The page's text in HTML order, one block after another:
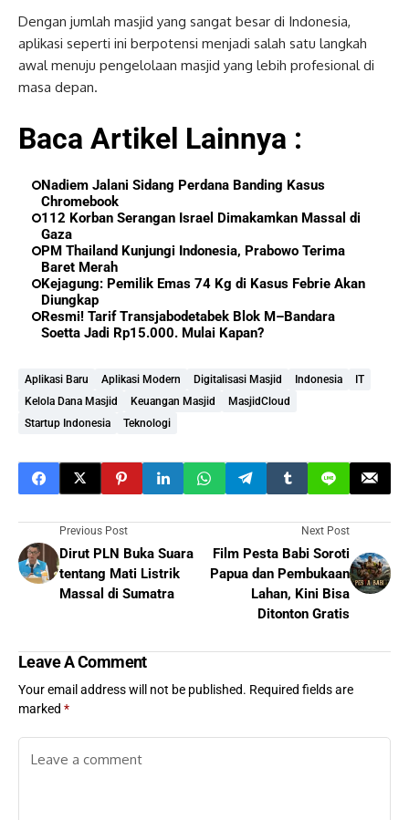
Dengan jumlah masjid yang sangat besar di Indonesia,
aplikasi seperti ini berpotensi menjadi salah satu langkah
awal menuju pengelolaan masjid yang lebih profesional di
masa depan.
Baca Artikel Lainnya :
Nadiem Jalani Sidang Perdana Banding Kasus
Chromebook
112 Korban Serangan Israel Dimakamkan Massal di
Gaza
PM Thailand Kunjungi Indonesia, Prabowo Terima
Baret Merah
Kejagung: Pemilik Emas 74 Kg di Kasus Febrie Akan
Diungkap
Resmi! Tarif Transjabodetabek Blok M–Bandara
Soetta Jadi Rp15.000. Mulai Kapan?
Aplikasi Baru Aplikasi Modern Digitalisasi Masjid Indonesia
IT
Kelola Dana Masjid
Keuangan Masjid
MasjidCloud
Startup Indonesia
Teknologi
Previous Post
Dirut PLN Buka Suara
tentang Mati Listrik
Massal di Sumatra
Next Post
Film Pesta Babi Soroti
Papua dan Pembukaan
Lahan, Kini Bisa
Ditonton Gratis
Leave A Comment
Your email address will not be published. Required fields are
marked *